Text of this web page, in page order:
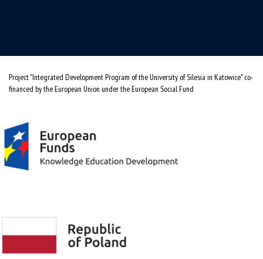
Project "Integrated Development Program of the University of Silesia in Katowice" co-
financed by the European Union under the European Social Fund